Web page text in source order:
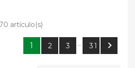
artículo(s)
1 2 3 … 31 